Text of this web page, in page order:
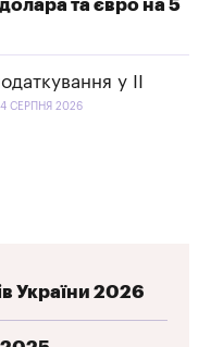
та євро на 5
у II
4 СЕРПНЯ 2026
України 2026